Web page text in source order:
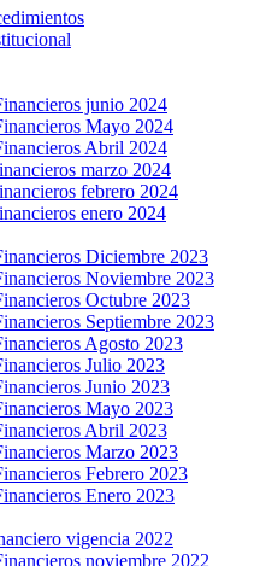
junio 2024
Mayo 2024
Abril 2024
marzo 2024
febrero 2024
enero 2024
Diciembre 2023
Noviembre 2023
Octubre 2023
Septiembre 2023
Agosto 2023
Julio 2023
Junio 2023
Mayo 2023
Abril 2023
Marzo 2023
Febrero 2023
Enero 2023
vigencia 2022
noviembre 2022